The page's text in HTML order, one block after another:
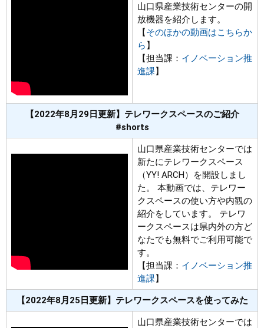
山口県産業技術センターの開
放機器を紹介します。
【そのほかの動画はこちらか
ら 】
【担当課： イノベーション推
進課】
【2022年8月29日更新】テレワークスペースのご紹介
#shorts
山口県産業技術センターでは
新たにテレワークスペース
（YY! ARCH）を開設しまし
た。 本動画では、テレワー
クスペースの使い方や内観の
紹介をしています。 テレワ
ークスペースは県内外の方ど
なたでも無料でご利用可能で
す。
【担当課： イノベーション推
進課】
【2022年8月25日更新】テレワークスペースを使ってみた
山口県産業技術センターでは